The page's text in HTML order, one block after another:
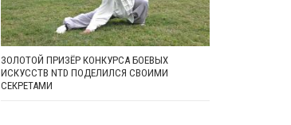
ЗОЛОТОЙ ПРИЗЁР КОНКУРСА БОЕВЫХ
ИСКУССТВ NTD ПОДЕЛИЛСЯ СВОИМИ
СЕКРЕТАМИ